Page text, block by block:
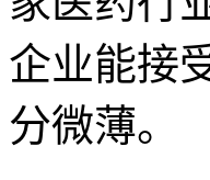
企业能接
分微薄。